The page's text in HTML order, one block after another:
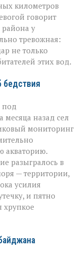
в
море:
угроза
для
хрупкой
природы
километров
говорит
района у
тревожная:
не только
этих вод.
бедствия
под
назад сел
мониторинг
акваторию.
разыгралось в
— территории,
усилия
и пятно
хрупкое